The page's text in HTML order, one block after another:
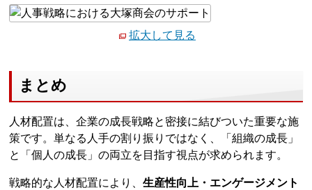
拡大して見る
まとめ
人材配置は、企業の成長戦略と密接に結びついた重要な施
策です。単なる人手の割り振りではなく、「組織の成長」
と「個人の成長」の両立を目指す視点が求められます。
戦略的な人材配置により、生産性向上・エンゲージメント